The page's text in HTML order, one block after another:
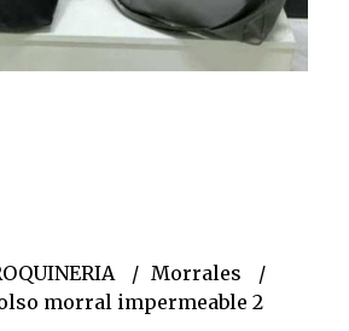
Morrales
morral impermeable 2